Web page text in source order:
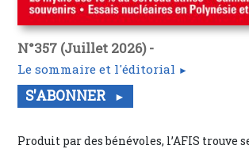
N°357 (Juillet 2026) -
Le sommaire et l'éditorial
S'ABONNER
Produit par des bénévoles, l’AFIS trouve